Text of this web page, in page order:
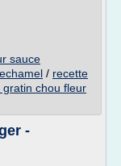
sauce
/ recette
gratin chou fleur
-